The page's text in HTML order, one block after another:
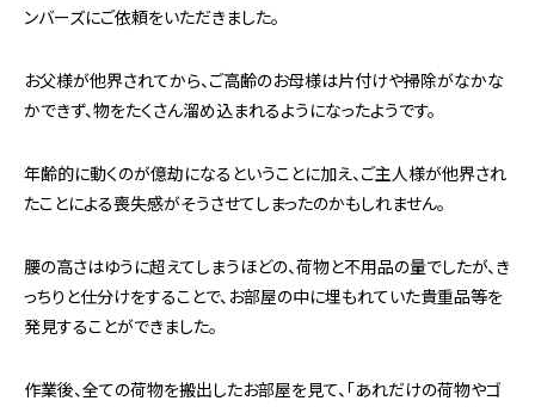
ンバーズにご依頼をいただきました。
お父様が他界されてから、ご高齢のお母様は片付けや掃除がなかな
かできず、物をたくさん溜め込まれるようになったようです。
年齢的に動くのが億劫になるということに加え、ご主人様が他界され
たことによる喪失感がそうさせてしまったのかもしれません。
腰の高さはゆうに超えてしまうほどの、荷物と不用品の量でしたが、き
っちりと仕分けをすることで、お部屋の中に埋もれていた貴重品等を
発見することができました。
作業後、全ての荷物を搬出したお部屋を見て、「あれだけの荷物やゴ